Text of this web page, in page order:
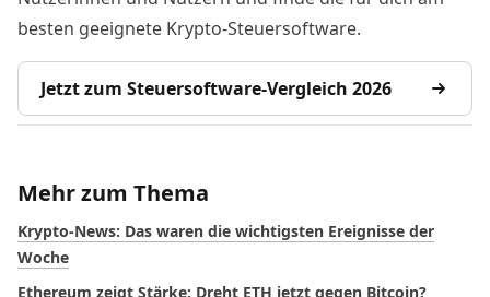
besten geeignete Krypto-Steuersoftware.
Jetzt zum Steuersoftware-Vergleich 2026
Mehr zum Thema
Krypto-News: Das waren die wichtigsten Ereignisse der
Woche
Ethereum zeigt Stärke: Dreht ETH jetzt gegen Bitcoin?